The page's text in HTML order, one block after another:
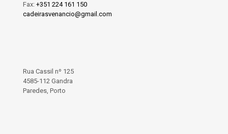
Fax: +351 224 161 150
cadeirasvenancio@gmail.com
Rua Cassil nº 125
4585-112 Gandra
Paredes, Porto